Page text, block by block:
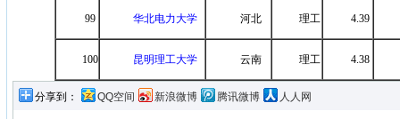
99 华北电力大学 河北 理工 4.39
100 昆明理工大学 云南 理工 4.38
分享到： QQ空间 新浪微博 腾讯微博 人人网